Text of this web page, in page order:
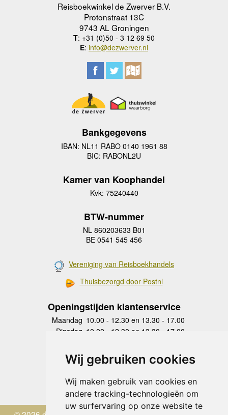
Wij gebruiken cookies
Wij maken gebruik van cookies en
andere tracking-technologieën om
uw surfervaring op onze website te
Reisboekwinkel de Zwerver B.V.
Protonstraat 13C
9743 AL Groningen
T: +31 (0)50 - 3 12 69 50
E: info@dezwerver.nl
Bankgegevens
IBAN: NL11 RABO 0140 1961 88
BIC: RABONL2U
Kamer van Koophandel
Kvk: 75240440
BTW-nummer
NL 860203633 B01
BE 0541 545 456
Vereniging van Reisboekhandels
Thuisbezorgd door Postnl
Openingstijden klantenservice
Maandag 10.00 - 12.30 en 13.30 - 17.00
Dinsdag 10.00 - 12.30 en 13.30 - 17.00
Donderdag
10.00 - 12.30 en 13.30 - 17.00
Vrijdag 10.00 - 12.30 en 13.30 - 17.00
Zaterdag
gesloten
Zondag gesloten